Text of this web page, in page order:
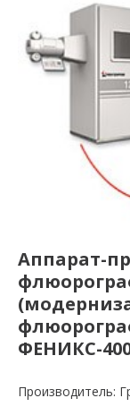
Аппарат-
ФЕНИКС-
Производитель: